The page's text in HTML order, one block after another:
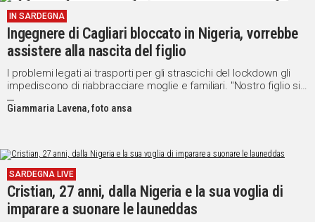
WHATSAPP
Social
IN SARDEGNA
Ingegnere di Cagliari bloccato in Nigeria, vorrebbe
assistere alla nascita del figlio
I problemi legati ai trasporti per gli strascichi del lockdown gli
impediscono di riabbracciare moglie e familiari. "Nostro figlio si
sente abbandonato da chi dovrebbe preoccuparsi di lui"
Giammaria Lavena, foto ansa
SARDEGNA LIVE
Cristian, 27 anni, dalla Nigeria e la sua voglia di
imparare a suonare le launeddas